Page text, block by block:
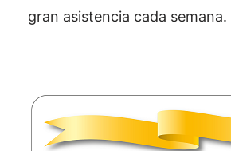
gran asistencia cada semana.